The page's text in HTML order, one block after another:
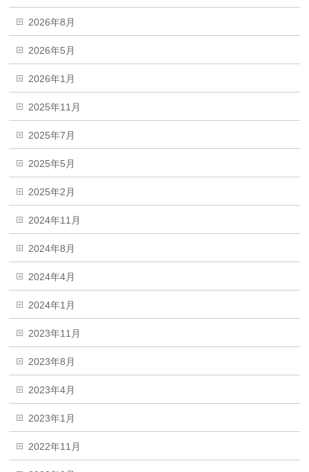
2026年8月
2026年5月
2026年1月
2025年11月
2025年7月
2025年5月
2025年2月
2024年11月
2024年8月
2024年4月
2024年1月
2023年11月
2023年8月
2023年4月
2023年1月
2022年11月